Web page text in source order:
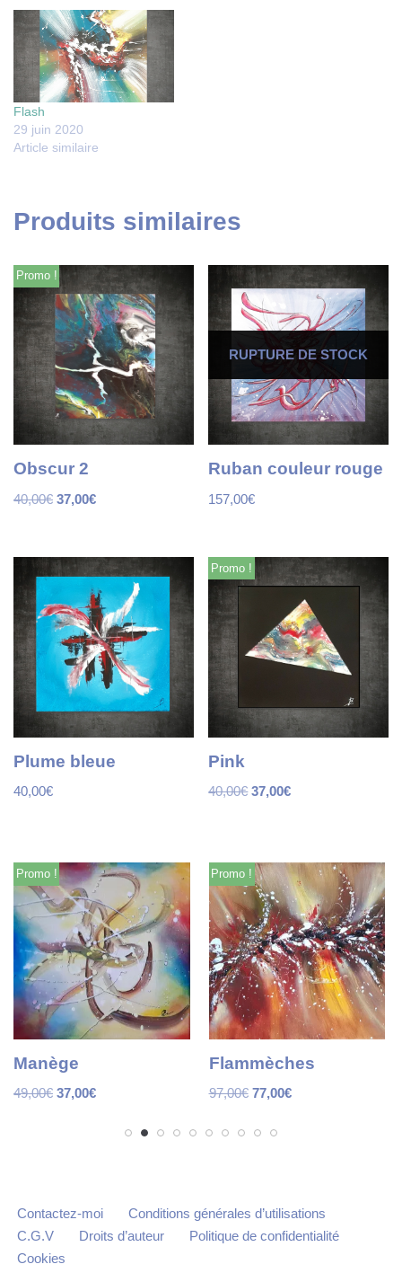
Flash
29 juin 2020
Article similaire
Produits similaires
Promo !
Obscur 2
40,00€ 37,00€
RUPTURE DE STOCK
Ruban couleur rouge
157,00€
Plume bleue
40,00€
Promo !
Pink
40,00€ 37,00€
Promo !
Manège
49,00€ 37,00€
Promo !
Flammèches
97,00€ 77,00€
Contactez-moi
Conditions générales d’utilisations
C.G.V
Droits d’auteur
Politique de confidentialité
Cookies